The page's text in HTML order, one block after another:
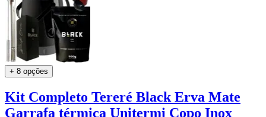
+ 8 opções
Kit Completo Tereré Black Erva Mate
Garrafa térmica Unitermi Copo Inox